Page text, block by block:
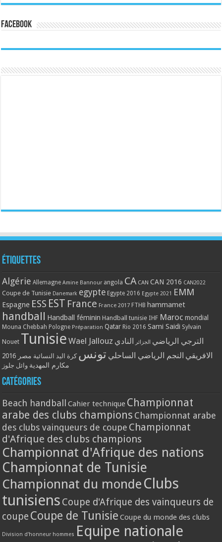
Facebook
Étiquettes
Algérie Allemagne Amine Bannour angola CA CAN CAN 2016 CAN2022
Coupe de Tunisie Danemark egypte Egypte 2016 Egypte 2021 EMM
Espagne ESS EST France France 2017 FTHB hammamet
handball Handball féminin Handball tunisie IHF Maroc mondial
Mouna Chebbah Pologne Préparation Qatar Rio 2016 Sami Saidi Sylvain
Nouet Tunisie Wael Jallouz الترجي الرياضي الجزائر النادي
الافريقي النجم الرياضي الساحلي تونس كرة اليد النسائية مصر 2016
مكارم المهدية وائل جلوز
Catégories
Beach handball Cahier technique Championnat
arabe des clubs champions Championnat arabe
des clubs vainqueurs de coupe Championnat
d'Afrique des clubs champions
Championnat d'Afrique des nations
Championnat de Tunisie
Championnat du monde Clubs
tunisiens Coupe d'Afrique des vainqueurs de
coupe Coupe de Tunisie Coupe du monde des clubs
Division d'honneur hommes Equipe nationale